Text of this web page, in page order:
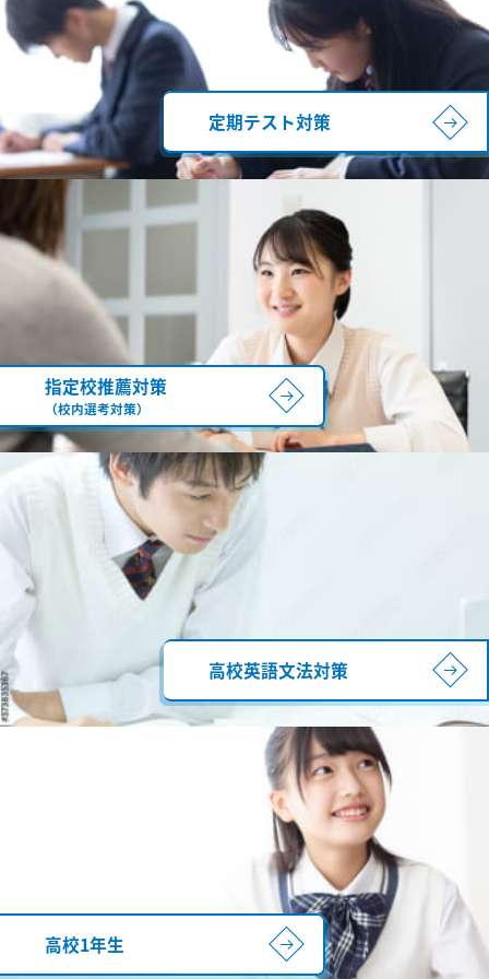
定期テスト対策
指定校推薦対策
（校内選考対策）
高校英語文法対策
高校1年生